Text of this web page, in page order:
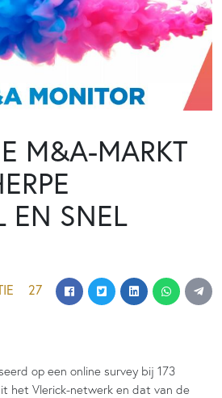
M&A-MARKT
EN SNEL
27
op een online survey bij 173
het Vlerick-netwerk en dat van de